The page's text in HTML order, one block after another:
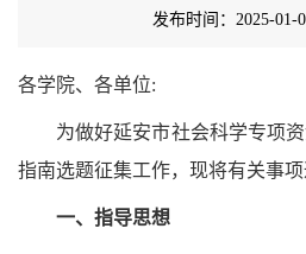
发布时间：2025-01-
各学院、各单位:
为做好延安市社会科学专项
指南选题征集工作，现将有关事
一、指导思想